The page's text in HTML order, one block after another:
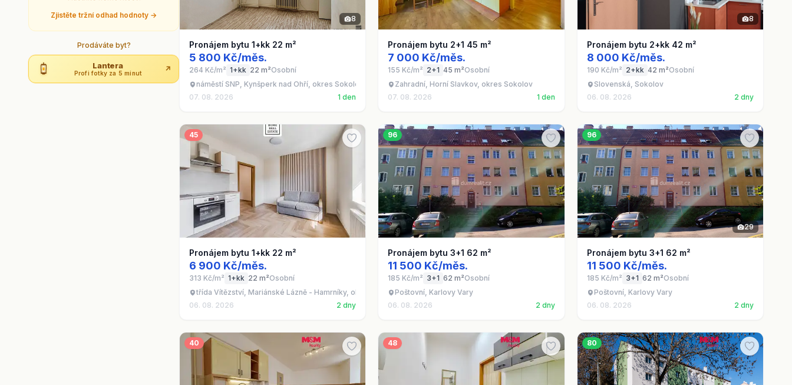
Zjistěte tržní odhad hodnoty →
Prodáváte byt?
Lantera
Profi fotky za 5 minut ↗
8
Pronájem bytu 1+kk 22 m²
5 800 Kč/měs.
264 Kč/m² 1+kk 22 m²Osobní
náměstí SNP, Kynšperk nad Ohří, okres Sokolov
07. 08. 2026
1 den
Pronájem bytu 2+1 45 m²
7 000 Kč/měs.
155 Kč/m² 2+1 45 m²Osobní
Zahradní, Horní Slavkov, okres Sokolov
07. 08. 2026
1 den
8
Pronájem bytu 2+kk 42 m²
8 000 Kč/měs.
190 Kč/m² 2+kk 42 m²Osobní
Slovenská, Sokolov
06. 08. 2026
2 dny
45
Pronájem bytu 1+kk 22 m²
6 900 Kč/měs.
313 Kč/m² 1+kk 22 m²Osobní
třída Vítězství, Mariánské Lázně - Hamrníky, okres Cheb
06. 08. 2026
2 dny
96
Pronájem bytu 3+1 62 m²
11 500 Kč/měs.
185 Kč/m² 3+1 62 m²Osobní
Poštovní, Karlovy Vary
06. 08. 2026
2 dny
96
29
Pronájem bytu 3+1 62 m²
11 500 Kč/měs.
185 Kč/m² 3+1 62 m²Osobní
Poštovní, Karlovy Vary
06. 08. 2026
2 dny
40 48 80